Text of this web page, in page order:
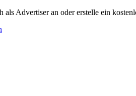
Advertiser an oder erstelle ein